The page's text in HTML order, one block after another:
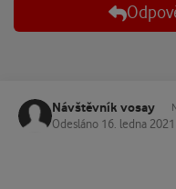
Návštěvník vosay
Odesláno 16. ledna 2021